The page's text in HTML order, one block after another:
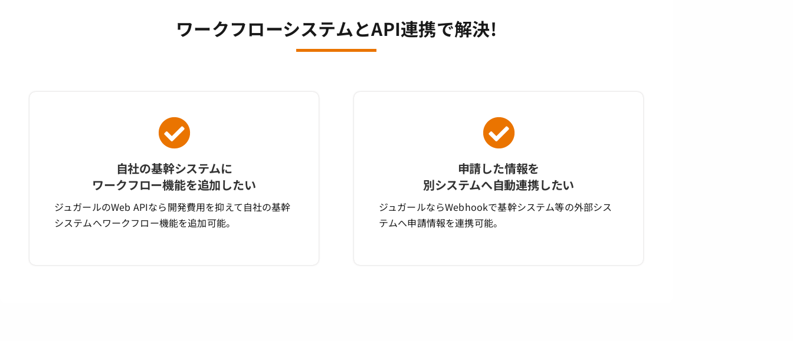
ワークフローシステムとAPI連携で解決!
自社の基幹システムに
ワークフロー機能を追加したい
ジュガールのWeb APIなら開発費用を抑えて自社の基幹
システムへワークフロー機能を追加可能。
申請した情報を
別システムへ自動連携したい
ジュガールならWebhookで基幹システム等の外部シス
テムへ申請情報を連携可能。